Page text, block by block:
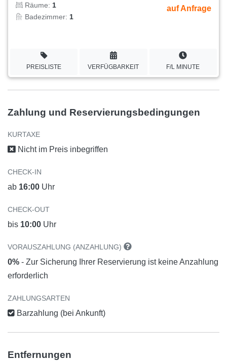
Räume: 1
Badezimmer: 1
auf Anfrage
PREISLISTE VERFÜGBARKEIT F/L MINUTE
Zahlung und Reservierungsbedingungen
KURTAXE
Nicht im Preis inbegriffen
CHECK-IN
ab 16:00 Uhr
CHECK-OUT
bis 10:00 Uhr
VORAUSZAHLUNG (ANZAHLUNG)
0% - Zur Sicherung Ihrer Reservierung ist keine Anzahlung
erforderlich
ZAHLUNGSARTEN
Barzahlung (bei Ankunft)
Entfernungen